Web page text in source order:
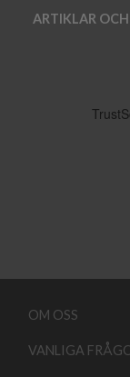
ARTIKLAR
OM OSS
VANLIGA